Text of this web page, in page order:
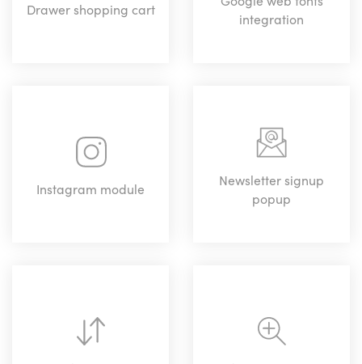
Drawer shopping cart
integration
Instagram module
Newsletter signup
popup